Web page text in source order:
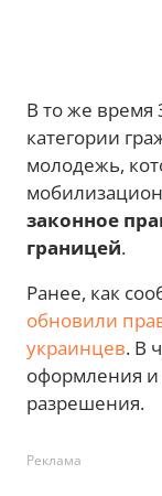
В то же время
категории
молодежь,
законное
границей.
Ранее, как
обновили
украинцев. В
оформления и
разрешения.
Реклама